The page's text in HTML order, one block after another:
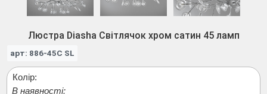
Люстра Diasha Світлячок хром сатин 45 ламп
арт: 886-45C SL
Колір:
В наявності: